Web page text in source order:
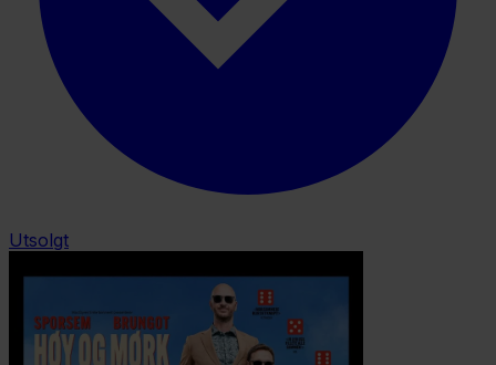
Utsolgt